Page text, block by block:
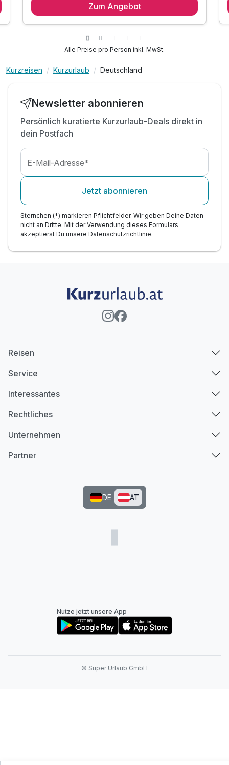
2 x reichhaltiges Frühstück
inkl. 1 Flasche Mineralwasser im Zimmer
inkl. Nutzung W-Lan
Zum Angebot
Alle Preise pro Person inkl. MwSt.
Kurzreisen Kurzurlaub Deutschland
Newsletter abonnieren
Persönlich kuratierte Kurzurlaub-Deals direkt in
dein Postfach
E-Mail-Adresse*
Jetzt abonnieren
Sternchen (*) markieren Pflichtfelder. Wir geben Deine Daten
nicht an Dritte. Mit der Verwendung dieses Formulars
akzeptierst Du unsere Datenschutzrichtlinie.
Reisen
Service
Interessantes
Rechtliches
Unternehmen
Partner
DE AT
Nutze jetzt unsere App
© Super Urlaub GmbH